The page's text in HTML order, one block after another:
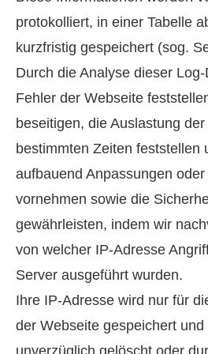
protokolliert, in einer Tabelle
kurzfristig gespeichert (sog.
Durch die Analyse dieser
Fehler der Webseite
beseitigen, die Auslastung
bestimmten Zeiten feststellen
aufbauend Anpassungen
vornehmen sowie die
gewährleisten, indem wir
von welcher IP-Adresse
Server ausgeführt wurden.
Ihre IP-Adresse wird nur für
der Webseite gespeichert
unverzüglich gelöscht oder